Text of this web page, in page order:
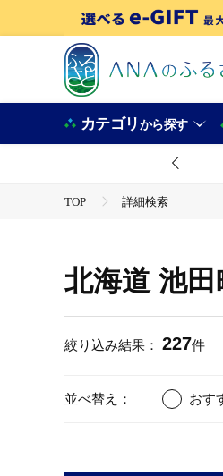
カテゴリから探す
TOP 詳細検索
北海道 池
絞り込み結果： 227件
並べ替え： おす